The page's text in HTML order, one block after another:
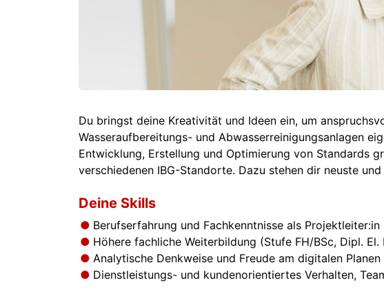
Du bringst deine Kreativität und Ideen ein, um
Wasseraufbereitungs- und Abwasserreinigungsanlagen
Entwicklung, Erstellung und Optimierung von Standards
verschiedenen IBG-Standorte. Dazu stehen dir neuste
Deine Skills
Berufserfahrung und Fachkenntnisse als
Höhere fachliche Weiterbildung (Stufe FH/BSc, Dipl.
Analytische Denkweise und Freude am digitalen Planen
Dienstleistungs- und kundenorientiertes Verhalten,